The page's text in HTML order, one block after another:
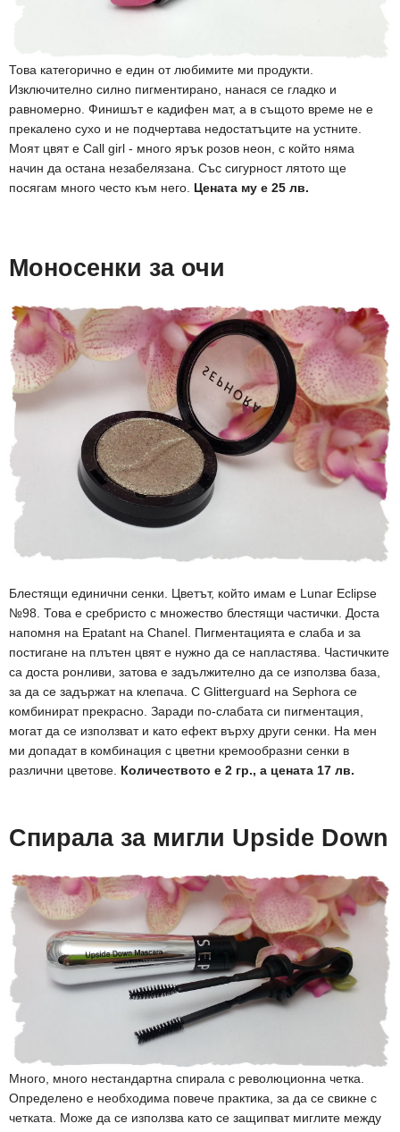
Това категорично е един от любимите ми продукти.
Изключително силно пигментирано, нанася се гладко и
равномерно. Финишът е кадифен мат, а в същото време не е
прекалено сухо и не подчертава недостатъците на устните.
Моят цвят е Call girl - много ярък розов неон, с който няма
начин да остана незабелязана. Със сигурност лятото ще
посягам много често към него. Цената му е 25 лв.
Моносенки за очи
Блестящи единични сенки. Цветът, който имам е Lunar Eclipse
№98. Това е сребристо с множество блестящи частички. Доста
напомня на Epatant на Chanel. Пигментацията е слаба и за
постигане на плътен цвят е нужно да се напластява. Частичките
са доста ронливи, затова е задължително да се използва база,
за да се задържат на клепача. С Glitterguard на Sephora се
комбинират прекрасно. Заради по-слабата си пигментация,
могат да се използват и като ефект върху други сенки. На мен
ми допадат в комбинация с цветни кремообразни сенки в
различни цветове. Количеството е 2 гр., а цената 17 лв.
Спирала за мигли Upside Down
Много, много нестандартна спирала с революционна четка.
Определено е необходима повече практика, за да се свикне с
четката. Може да се използва като се защипват миглите между